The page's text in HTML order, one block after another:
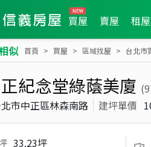
買屋 賣屋 租屋
似 首頁 買屋 區域找屋 台北市
紀念堂綠蔭美廈
市中正區林森南路 建坪單價
33.23坪